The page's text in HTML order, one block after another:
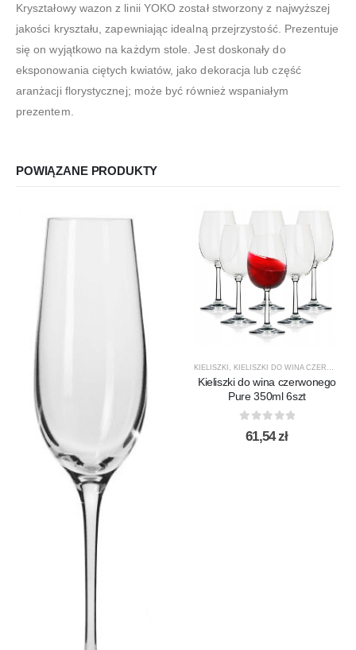
Kryształowy wazon z linii YOKO został stworzony z najwyższej
jakości kryształu, zapewniając idealną przejrzystość. Prezentuje
się on wyjątkowo na każdym stole. Jest doskonały do
eksponowania ciętych kwiatów, jako dekoracja lub część
aranżacji florystycznej; może być również wspaniałym
prezentem.
POWIĄZANE PRODUKTY
KIELISZKI , KIELISZKI DO WINA CZERWONEGO
Kieliszki do wina czerwonego
Pure 350ml 6szt
out of 5
61,54zł